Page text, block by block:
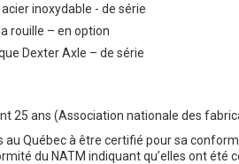
inoxydable - de série
rouille – en option
Dexter Axle – de série
25 ans (Association nationale des
Québec à être certifié pour sa
du NATM indiquant qu’elles ont